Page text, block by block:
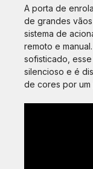
A porta de
de grandes
sistema de
remoto e
sofisticado,
silencioso e é
de cores por